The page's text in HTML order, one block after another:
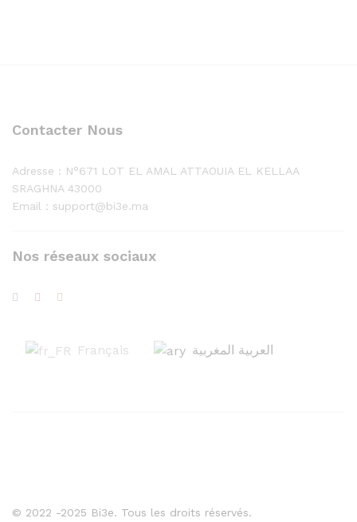
Contacter Nous
Adresse : N°671 LOT EL AMAL ATTAOUIA EL KELLAA
SRAGHNA 43000
Email : support@bi3e.ma
Nos réseaux sociaux
Français العربية المغربية
© 2022 -2025 Bi3e. Tous les droits réservés.